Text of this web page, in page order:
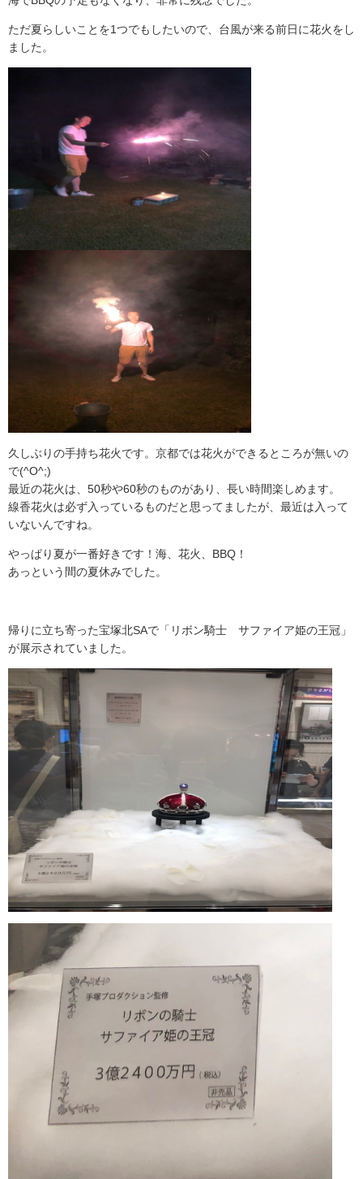
ただ夏らしいことを1つでもしたいので、台風が来る前日に花火をし
ました。
久しぶりの手持ち花火です。京都では花火ができるところが無いの
で(^O^;)
最近の花火は、50秒や60秒のものがあり、長い時間楽しめます。
線香花火は必ず入っているものだと思ってましたが、最近は入って
いないんですね。
やっぱり夏が一番好きです！海、花火、BBQ！
あっという間の夏休みでした。
帰りに立ち寄った宝塚北SAで「リボン騎士 サファイア姫の王冠」
が展示されていました。